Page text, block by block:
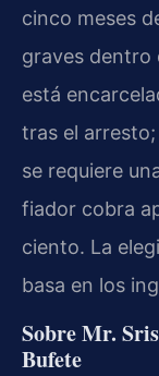
cinco meses
graves dentro
está
tras el
se requiere
fiador cobra
ciento. La
basa en los
Sobre Mr.
Bufete